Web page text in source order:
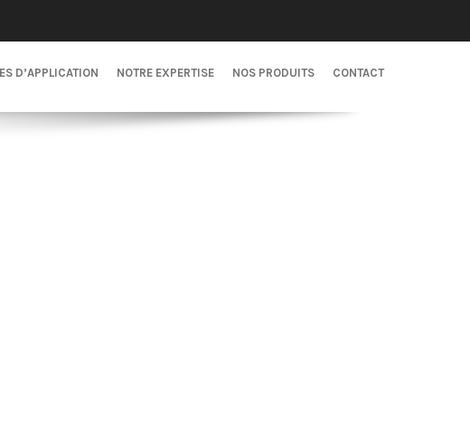
D’APPLICATION NOTRE EXPERTISE NOS PRODUITS CONTACT